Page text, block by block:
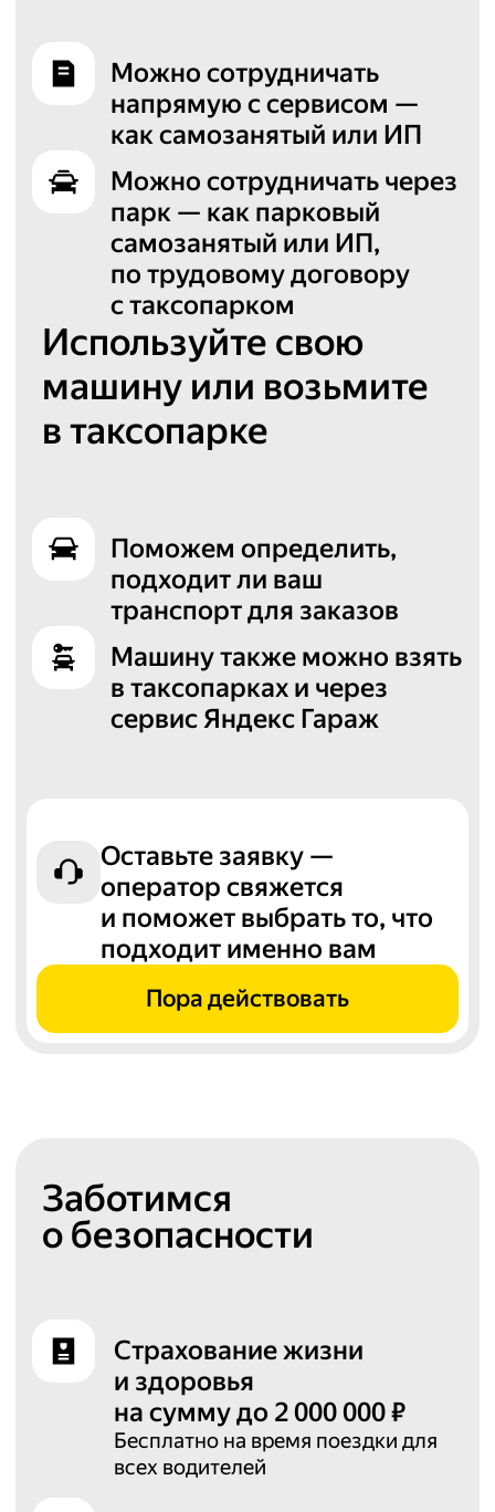
Можно сотрудничать
напрямую с сервисом —
как самозанятый или ИП
Можно сотрудничать через
парк — как парковый
самозанятый или ИП,
по трудовому договору
с таксопарком
Используйте свою
машину или возьмите
в таксопарке
Поможем определить,
подходит ли ваш
транспорт для заказов
Машину также можно взять
в таксопарках и через
сервис Яндекс Гараж
Оставьте заявку —
оператор свяжется
и поможет выбрать то, что
подходит именно вам
Пора действовать
Заботимся
о безопасности
Страхование жизни
и здоровья
на сумму до 2 000 000 ₽
Бесплатно на время поездки для
всех водителей